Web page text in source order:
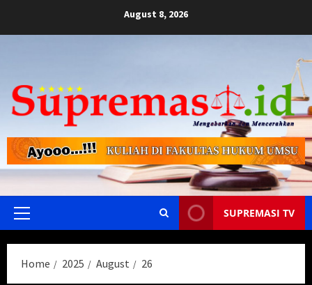
August 8, 2026
Primary
SUPREMASI TV
Home 2025 August 26